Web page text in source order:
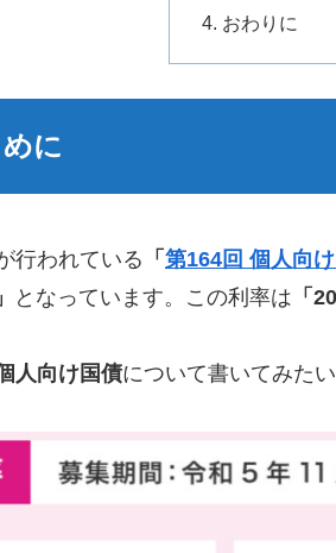
おわりに
に
行われている 「 第164回 個人向
となっています。この利率は 「
人向け国債について書いてみたい